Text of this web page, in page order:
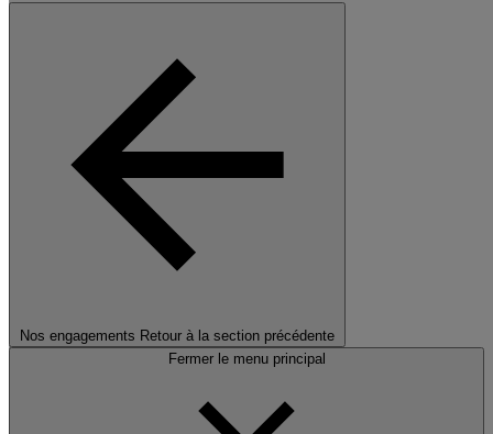
Nos engagements Retour à la section précédente
Fermer le menu principal